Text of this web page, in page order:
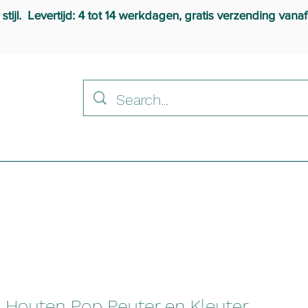
Levertijd: 4 tot 14 werkdagen, gratis verzending vanaf